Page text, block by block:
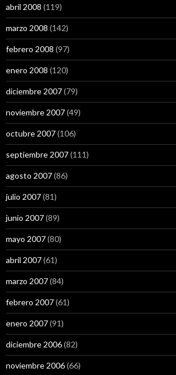
abril 2008 (119)
marzo 2008 (142)
febrero 2008 (97)
enero 2008 (120)
diciembre 2007(79)
noviembre 2007(49)
octubre 2007(106)
septiembre 2007(111)
agosto 2007(86)
julio 2007(81)
junio 2007(89)
mayo 2007(80)
abril 2007(61)
marzo 2007(84)
febrero 2007(61)
enero 2007(91)
diciembre 2006(82)
noviembre 2006(66)